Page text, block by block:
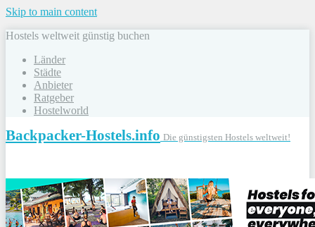
Skip to main content
Hostels weltweit günstig buchen
Länder
Städte
Anbieter
Ratgeber
Hostelworld
Backpacker-Hostels.info Die günstigsten Hostels weltweit!